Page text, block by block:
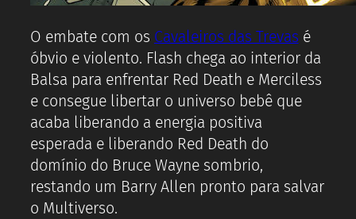
O embate com os Cavaleiros das Trevas é
óbvio e violento. Flash chega ao interior da
Balsa para enfrentar Red Death e Merciless
e consegue libertar o universo bebê que
acaba liberando a energia positiva
esperada e liberando Red Death do
domínio do Bruce Wayne sombrio,
restando um Barry Allen pronto para salvar
o Multiverso.